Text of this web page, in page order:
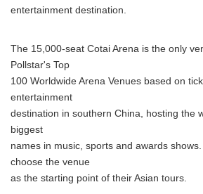
entertainment destination.
The 15,000-seat Cotai Arena is the only
Pollstar's Top
100 Worldwide Arena Venues based on
entertainment
destination in southern China, hosting the
biggest
names in music, sports and awards
choose the venue
as the starting point of their Asian tours.